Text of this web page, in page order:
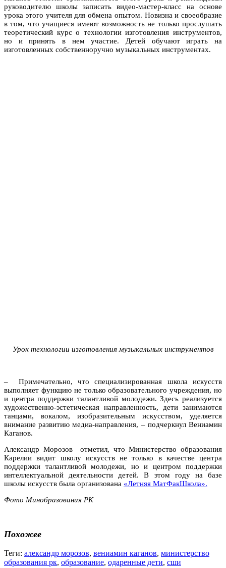
руководителю школы записать видео-мастер-класс на основе
урока этого учителя для обмена опытом. Новизна и своеобразие
в том, что учащиеся имеют возможность не только прослушать
теоретический курс о технологии изготовления инструментов,
но и принять в нем участие. Детей обучают играть на
изготовленных собственноручно музыкальных инструментах.
Урок технологии изготовления музыкальных инструментов
– Примечательно, что специализированная школа искусств
выполняет функцию не только образовательного учреждения, но
и центра поддержки талантливой молодежи. Здесь реализуется
художественно-эстетическая направленность, дети занимаются
танцами, вокалом, изобразительным искусством, уделяется
внимание развитию медиа-направления, – подчеркнул Вениамин
Каганов.
Александр Морозов отметил, что Министерство образования
Карелии видит школу искусств не только в качестве центра
поддержки талантливой молодежи, но и центром поддержки
интеллектуальной деятельности детей. В этом году на базе
школы искусств была организована «Летняя МатФакШкола».
Фото Минобразования РК
Похожее
Теги: александр морозов, вениамин каганов, министерство
образования рк, образование, одаренные дети, сши